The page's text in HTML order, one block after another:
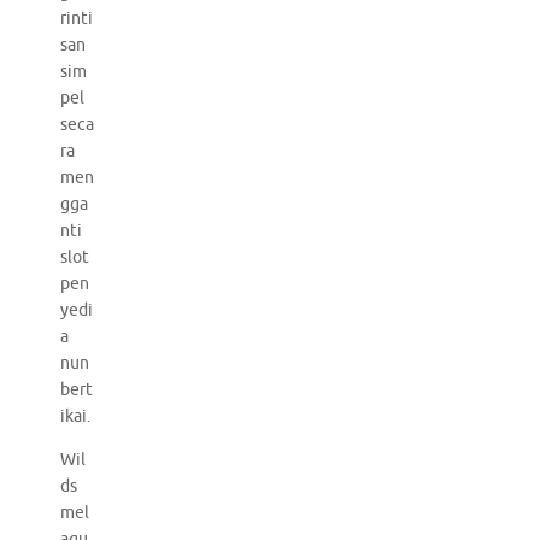
rinti
san
sim
pel
seca
ra
men
gga
nti
slot
pen
yedi
a
nun
bert
ikai.
Wil
ds
mel